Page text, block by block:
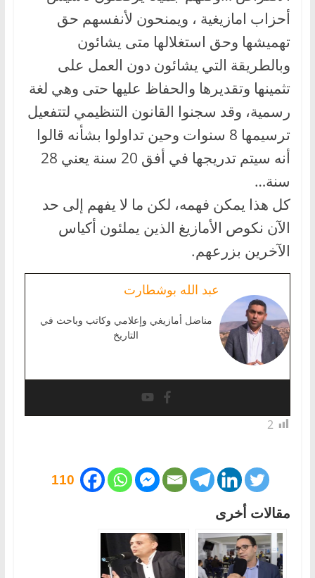
أحزاب امازيغية ، ويمنحون لأنفسهم حق
تهميشها وحق استغلالها متى يشائون
وبالطريقة التي يشائون دون العمل على
تثمينها وتقديرها والحفاظ عليها حتى وهي لغة
رسمية، وقد سجنوا القانون التنظيمي لتتفعيل
ترسيمها 8 سنوات وحين تداولوا بشأنه قالوا
أنه سيتم تدريجها في أفق 20 سنة يعني 28
سنة…
كل هذا يمكن فهمه، لكن ما لا يفهم إلى حد
الآن نكوص الأمازيغ الذين يملئون أكياس
الآخرين بزرعهم.
عبد الله بوشطارت
مناضل أمازيغي وإعلامي وكاتب وباحث في
التاريخ
2
110
مقالات أخرى